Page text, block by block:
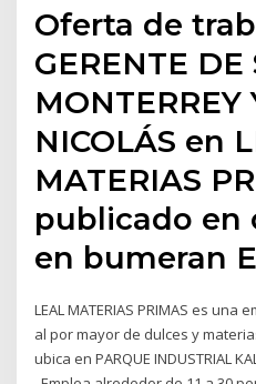
Oferta de
GERENTE DE
MONTERREY
NICOLÁS en
MATERIAS
publicado en
en bumeran
LEAL MATERIAS PRIMAS es
al por mayor de dulces y
ubica en PARQUE INDUSTRIAL